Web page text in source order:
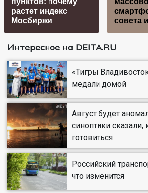
пунктов: почему
растет индекс
Мосбиржи
совета
Интересное на DEITA.RU
«Тигры
медали домой
Август будет
синоптики сказали,
готовиться
Российский
что изменится